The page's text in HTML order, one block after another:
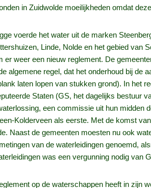
in Zuidwolde moeilijkheden omdat
voerde het water uit de marken
Linde, Nolde en het gebied van
er weer een nieuw reglement. De
algemene regel, dat het onderhoud bij de
laten lopen van stukken grond). In het
Staten (GS, het dagelijks bestuur
een commissie uit hun midden
Kolderveen als eerste. Met de komst
Naast de gemeenten moesten nu ook
van de waterleidingen genoemd,
was een vergunning nodig van
op de waterschappen heeft in zijn